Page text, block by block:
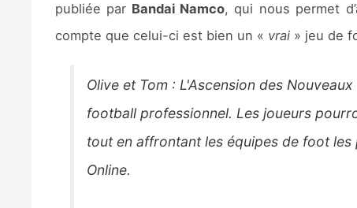
publiée par Bandai Namco, qui nous permet
compte que celui-ci est bien un « vrai» jeu de
Olive et Tom : L'Ascension des
football professionnel. Les joueurs
tout en affrontant les équipes de foot
Online.